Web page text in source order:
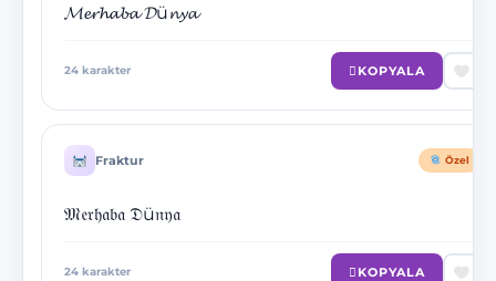
𝓜𝓮𝓻𝓱𝓪𝓫𝓪 𝓓ü𝓷𝔂𝓪
24 karakter KOPYALA
Fraktur Özel
𝔐𝔢𝔯𝔥𝔞𝔟𝔞 𝔇ü𝔫𝔶𝔞
24 karakter KOPYALA